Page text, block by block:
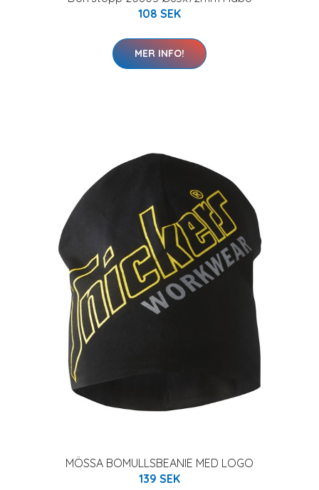
108 SEK
MER INFO!
MÖSSA BOMULLSBEANIE MED LOGO
139 SEK